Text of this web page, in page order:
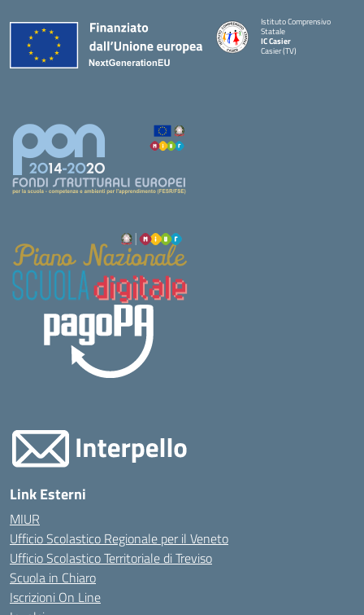
Istituto Comprensivo
Statale
IC Casier
Casier (TV)
Link Esterni
MIUR
Ufficio Scolastico Regionale per il Veneto
Ufficio Scolastico Territoriale di Treviso
Scuola in Chiaro
Iscrizioni On Line